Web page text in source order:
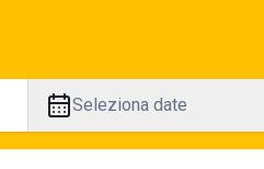
Seleziona date